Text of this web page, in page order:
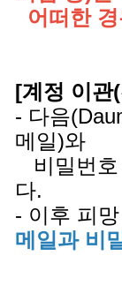
어떠한
[계정 이관
- 다음
메일)와
비밀번호
다.
- 이후 피
메일과 비